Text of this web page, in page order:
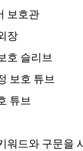
보호관
장
호 슬리브
보호 튜브
튜브
워드와 구문을